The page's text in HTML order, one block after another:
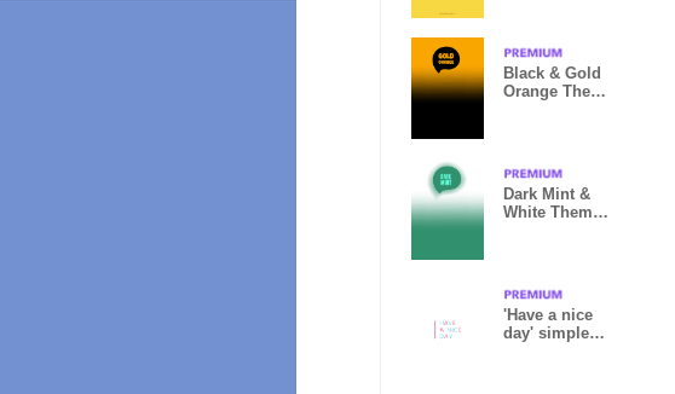
Black & Gold
Orange Theme
Dark Mint &
White Theme
'Have a nice
day' simple